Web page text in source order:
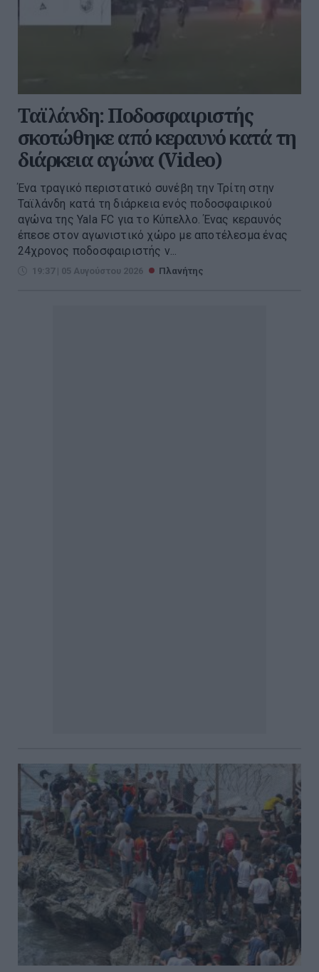
Ταϊλάνδη: Ποδοσφαιριστής
σκοτώθηκε από κεραυνό κατά τη
διάρκεια αγώνα (Video)
Ένα τραγικό περιστατικό συνέβη την Τρίτη στην
Ταϊλάνδη κατά τη διάρκεια ενός ποδοσφαιρικού
αγώνα της Yala FC για το Κύπελλο. Ένας κεραυνός
έπεσε στον αγωνιστικό χώρο με αποτέλεσμα ένας
24χρονος ποδοσφαιριστής ν...
19:37 | 05 Αυγούστου 2026 Πλανήτης